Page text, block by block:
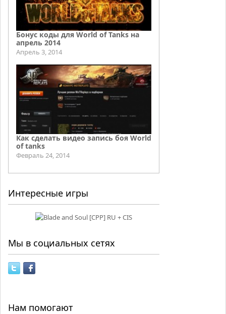
Бонус коды для World of Tanks на
апрель 2014
Апрель 3, 2014
Как сделать видео запись боя World
of tanks
Февраль 24, 2014
Интересные игры
Мы в социальных сетях
Нам помогают